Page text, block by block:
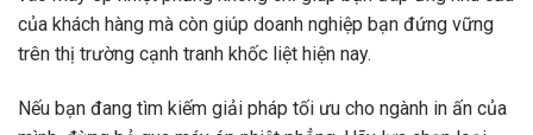
của khách hàng mà còn giúp doanh nghiệp bạn đứng vững
trên thị trường cạnh tranh khốc liệt hiện nay.
Nếu bạn đang tìm kiếm giải pháp tối ưu cho ngành in ấn của